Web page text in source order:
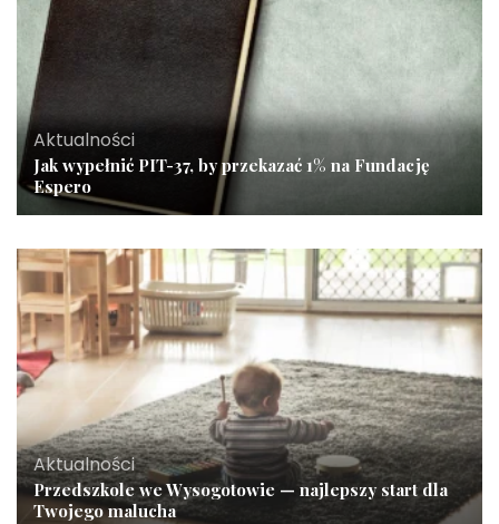
Aktualności
Jak wypełnić PIT-37, by przekazać 1% na Fundację
Espero
Aktualności
Przedszkole we Wysogotowie — najlepszy start dla
Twojego malucha